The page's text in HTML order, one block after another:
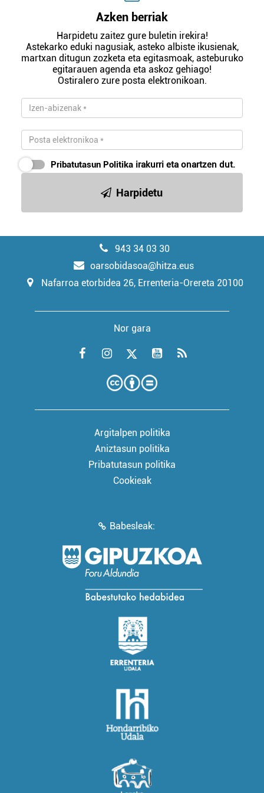
Azken berriak
Harpidetu zaitez gure buletin irekira!
Astekarko eduki nagusiak, asteko albiste ikusienak,
martxan ditugun zozketa eta egitasmoak, asteburuko
egitarauen agenda eta askoz gehiago!
Ostiralero zure posta elektronikoan.
Pribatutasun Politika irakurri eta onartzen dut.
Harpidetu
943 34 03 30
oarsobidasoa@hitza.eus
Nafarroa etorbidea 26, Errenteria-Orereta 20100
Nor gara
Argitalpen politika
Aniztasun politika
Pribatutasun politika
Cookieak
Babesleak: